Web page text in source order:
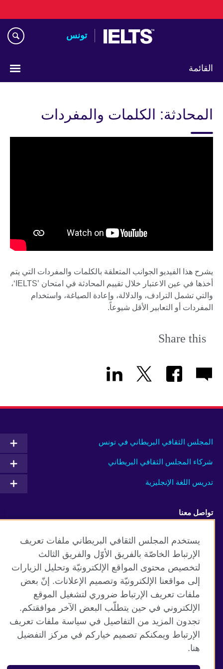
to
تونس
القائمة
language
المحادثة: الكلمات والمفردات
يشرح هذا الفيديو الجوانب المتعلقة بالكلمات والمفردات التي يتم
أخذها في عين الاعتبار خلال تقييم المحادثة في امتحان ’IELTS‘،
والتي تشمل الترادف، والدلالة، وإعادة الصياغة، واستخدام
المفردات أو التعابير الأقل شيوعاً.
Share this
المجلس الثقافي البريطاني في تونس
شركاء المجلس الثقافي البريطاني
تدريس اللغة الإنجليزية
تواصل معنا
Facebook Twitter
TikTok
موقع المجلس الثقافي البريطاني العالمي
الخصوصية وشروط الاستخدام
ملفات تعريف الإرتباط
خريطة الموقع
يستخدم المجلس الثقافي البريطاني ملفات تعريف
الإرتباط الخاصّة بالفريق الأوّل والفريق الثالث
لتخصيص محتوى المواقع الإلكترونيّة وتحليل الزيارات
إلى مواقعنا الإلكترونيّة وتصميم الإعلانات. إنّ بعض
ملفات تعريف الإرتباط ضروري لتشغيل الموقع
الإلكتروني في حين يتطلّب البعض الآخر موافقتكم.
تجدون المزيد من التفاصيل في سياسة ملفات تعريف
الإرتباط ويمكنكم تصميم خياركم في مركز التفضيل
هنا.